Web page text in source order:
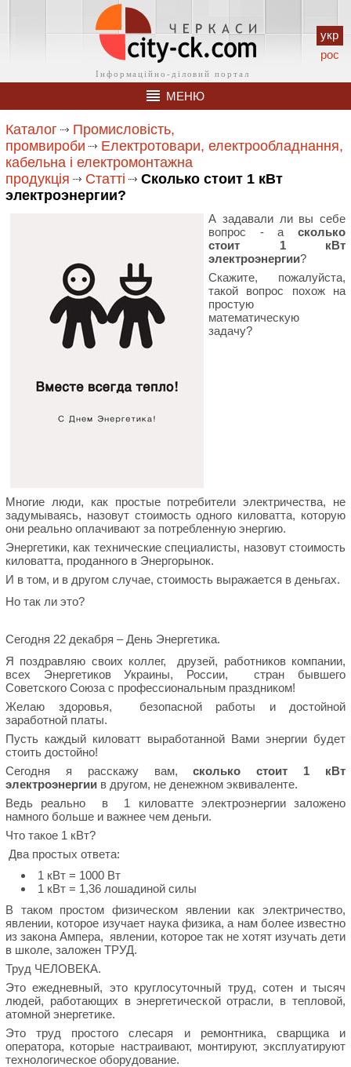
укр
рос
МЕНЮ
Каталог
Промисловість,
промвироби
Електротовари, електрообладнання,
кабельна і електромонтажна
продукція
Статті
Сколько стоит 1 кВт
электроэнергии?
А задавали ли вы себе
вопрос - а сколько
стоит 1 кВт
электроэнергии?
Скажите, пожалуйста,
такой вопрос похож на
простую
математическую
задачу?
Многие люди, как простые потребители электричества, не
задумываясь, назовут стоимость одного киловатта, которую
они реально оплачивают за потребленную энергию.
Энергетики, как технические специалисты, назовут стоимость
киловатта, проданного в Энергорынок.
И в том, и в другом случае, стоимость выражается в деньгах.
Но так ли это?
Сегодня 22 декабря – День Энергетика.
Я поздравляю своих коллег, друзей, работников компании,
всех Энергетиков Украины, России, стран бывшего
Советского Союза с профессиональным праздником!
Желаю здоровья, безопасной работы и достойной
заработной платы.
Пусть каждый киловатт выработанной Вами энергии будет
стоить достойно!
Сегодня я расскажу вам,сколько стоит 1 кВт
электроэнергии в другом, не денежном эквиваленте.
Ведь реально в 1 киловатте электроэнергии заложено
намного больше и важнее чем деньги.
Что такое 1 кВт?
Два простых ответа:
1 кВт = 1000 Вт
1 кВт = 1,36 лошадиной силы
В таком простом физическом явлении как электричество,
явлении, которое изучает наука физика, а нам более известно
из закона Ампера, явлении, которое так не хотят изучать дети
в школе, заложен ТРУД.
Труд ЧЕЛОВЕКА.
Это ежедневный, это круглосуточный труд, сотен и тысяч
людей, работающих в энергетической отрасли, в тепловой,
атомной энергетике.
Это труд простого слесаря и ремонтника, сварщика и
оператора, которые настраивают, монтируют, эксплуатируют
технологическое оборудование.